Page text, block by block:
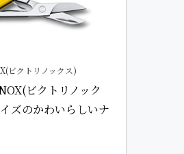
ビクトリノックス)
ビクトリノック
ズのかわいらしいナ